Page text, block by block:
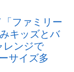
ファミリー
キッズとバ
レンジで
サイズ多